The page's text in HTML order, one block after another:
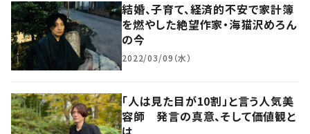
結婚、子育て、経済的不安で家計簿
を燃やした絶望作家・海猫沢めろん
の今
2022/03/09（水）
「人は見た目が10割」と言う人気美
容師 発言の真意、そして価値観と